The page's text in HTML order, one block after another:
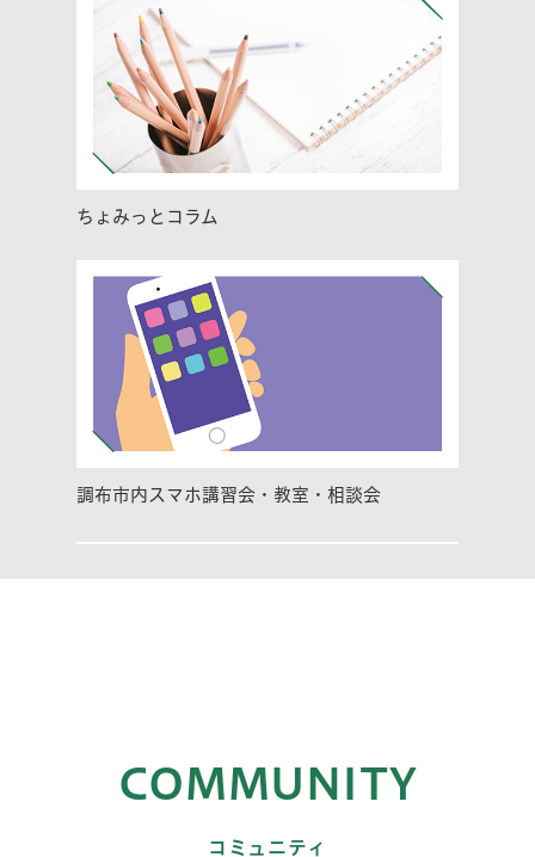
ちょみっとコラム
調布市内スマホ講習会・教室・相談会
COMMUNITY
コミュニティ